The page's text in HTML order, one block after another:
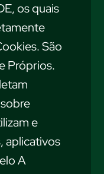
os quais
São
Próprios.
e
aplicativos
A